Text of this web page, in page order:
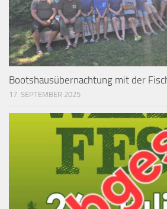
Bootshausübernachtung mit der
17. SEPTEMBER 2025